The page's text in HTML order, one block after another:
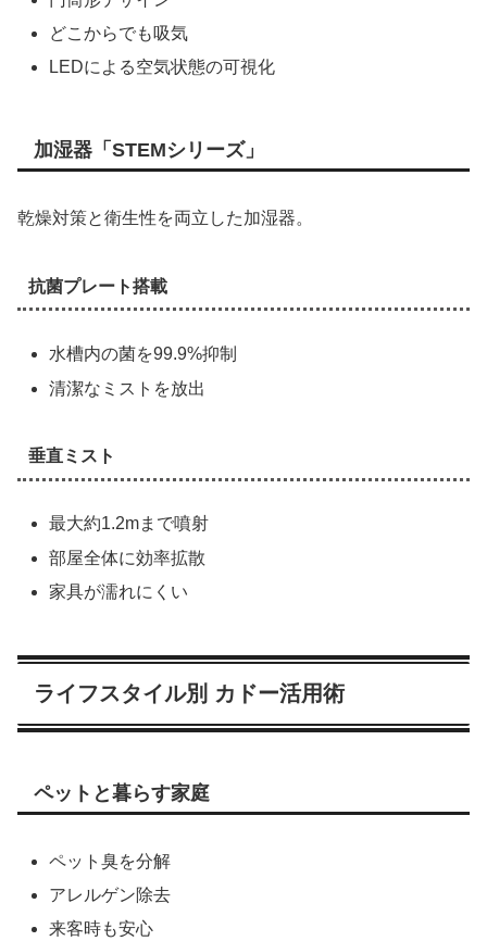
どこからでも吸気
LEDによる空気状態の可視化
加湿器「STEMシリーズ」
乾燥対策と衛生性を両立した加湿器。
抗菌プレート搭載
水槽内の菌を99.9%抑制
清潔なミストを放出
垂直ミスト
最大約1.2mまで噴射
部屋全体に効率拡散
家具が濡れにくい
ライフスタイル別 カドー活用術
ペットと暮らす家庭
ペット臭を分解
アレルゲン除去
来客時も安心